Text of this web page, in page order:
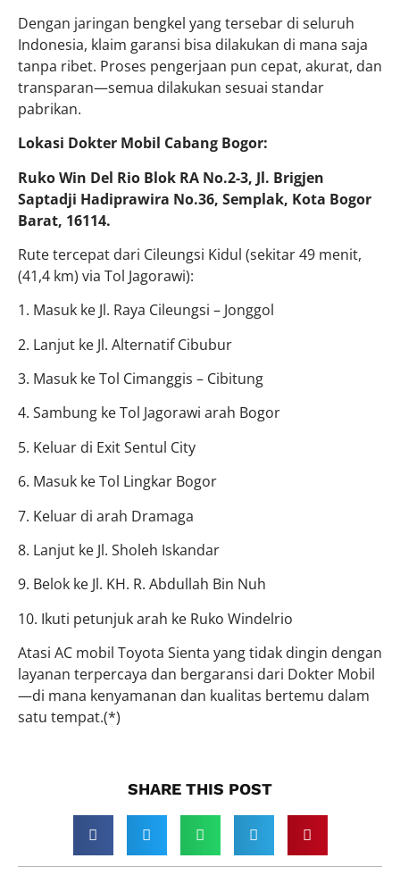
Dengan jaringan bengkel yang tersebar di seluruh
Indonesia, klaim garansi bisa dilakukan di mana saja
tanpa ribet. Proses pengerjaan pun cepat, akurat, dan
transparan—semua dilakukan sesuai standar
pabrikan.
Lokasi Dokter Mobil Cabang Bogor:
Ruko Win Del Rio Blok RA No.2-3, Jl. Brigjen
Saptadji Hadiprawira No.36, Semplak, Kota Bogor
Barat, 16114.
Rute tercepat dari Cileungsi Kidul (sekitar 49 menit,
(41,4 km) via Tol Jagorawi):
1. Masuk ke Jl. Raya Cileungsi – Jonggol
2. Lanjut ke Jl. Alternatif Cibubur
3. Masuk ke Tol Cimanggis – Cibitung
4. Sambung ke Tol Jagorawi arah Bogor
5. Keluar di Exit Sentul City
6. Masuk ke Tol Lingkar Bogor
7. Keluar di arah Dramaga
8. Lanjut ke Jl. Sholeh Iskandar
9. Belok ke Jl. KH. R. Abdullah Bin Nuh
10. Ikuti petunjuk arah ke Ruko Windelrio
Atasi AC mobil Toyota Sienta yang tidak dingin dengan
layanan terpercaya dan bergaransi dari Dokter Mobil
—di mana kenyamanan dan kualitas bertemu dalam
satu tempat.(*)
SHARE THIS POST​